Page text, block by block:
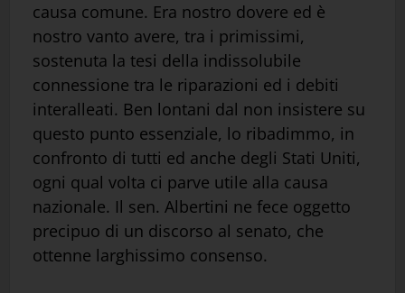
causa comune. Era nostro dovere ed è
nostro vanto avere, tra i primissimi,
sostenuta la tesi della indissolubile
connessione tra le riparazioni ed i debiti
interalleati. Ben lontani dal non insistere su
questo punto essenziale, lo ribadimmo, in
confronto di tutti ed anche degli Stati Uniti,
ogni qual volta ci parve utile alla causa
nazionale. Il sen. Albertini ne fece oggetto
precipuo di un discorso al senato, che
ottenne larghissimo consenso.